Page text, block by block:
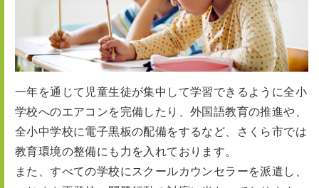
一年を通じて児童生徒が集中して学習できるように全小
学校へのエアコンを完備したり、外国語教育の推進や、
全小中学校に電子黒板の配備をするなど、さくら市では
教育環境の整備にも力を入れております。
また、すべての学校にスクールカウンセラーを派遣し、